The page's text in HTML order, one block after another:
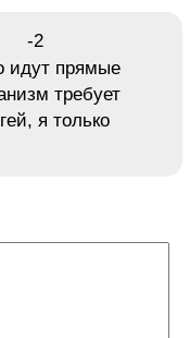
-2
идут прямые
требует
я только